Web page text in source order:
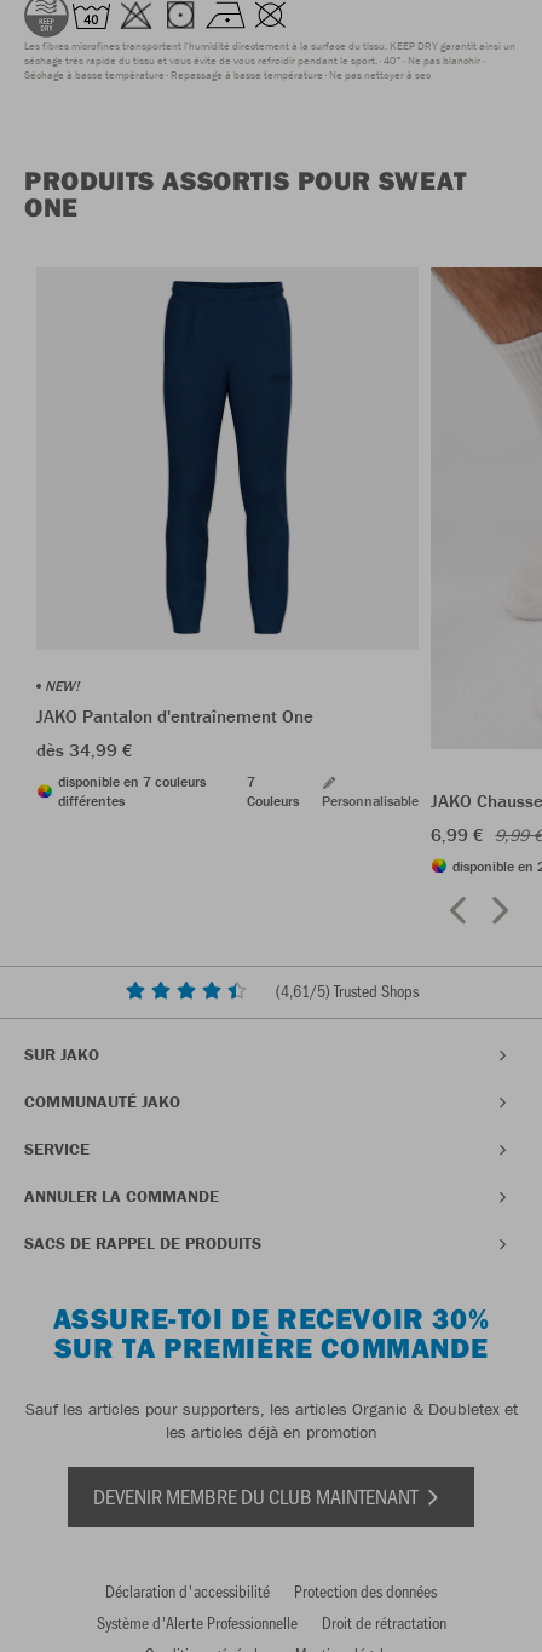
Les fibres microfines transportent l'humidité directement à la surface du tissu. KEEP DRY garantit ainsi un
séchage très rapide du tissu et vous évite de vous refroidir pendant le sport. 40° Ne pas blanchir
Séchage à basse température Repassage à basse température Ne pas nettoyer à sec
PRODUITS ASSORTIS POUR SWEAT
ONE
NEW!
JAKO Pantalon d'entraînement One
dès 34,99 €
disponible en 7 couleurs
différentes
7
Couleurs
Personnalisable
JAKO
6,99 € 9,99
disponible en
(4,61/5) Trusted Shops
SUR JAKO
COMMUNAUTÉ JAKO
SERVICE
ANNULER LA COMMANDE
SACS DE RAPPEL DE PRODUITS
ASSURE-TOI DE RECEVOIR 30%
SUR TA PREMIÈRE COMMANDE
Sauf les articles pour supporters, les articles Organic & Doubletex et
les articles déjà en promotion
DEVENIR MEMBRE DU CLUB MAINTENANT
Déclaration d'accessibilité
Protection des données
Système d'Alerte Professionnelle
Droit de rétractation